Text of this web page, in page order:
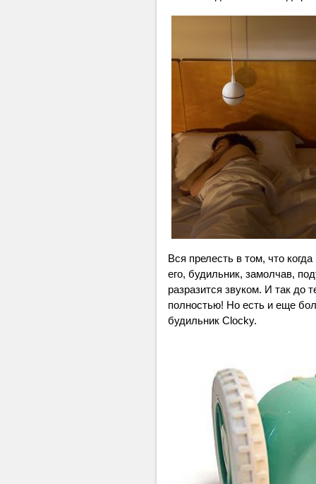
Вся прелесть в том, что
его, будильник, замолчав,
разразится звуком. И так до
полностью! Но есть и еще
будильник Clocky.